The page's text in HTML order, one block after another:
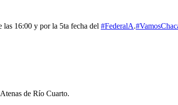
las 16:00 y por la 5ta fecha del #FederalA.
de Río Cuarto.